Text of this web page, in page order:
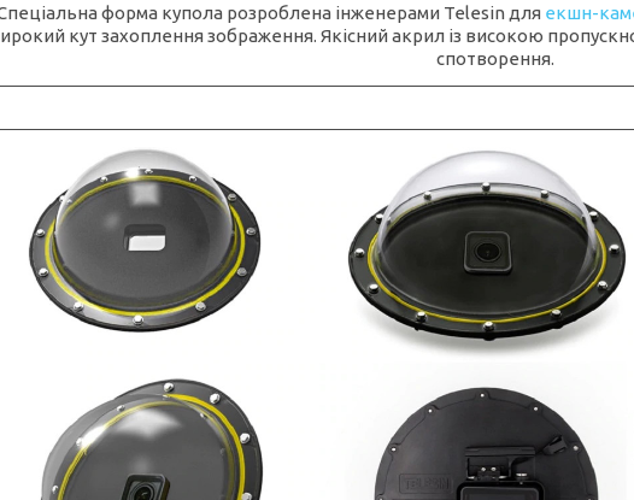
форма купола розроблена інженерами Telesin для екшн-
кут захоплення зображення. Якісний акрил із високою
спотворення.